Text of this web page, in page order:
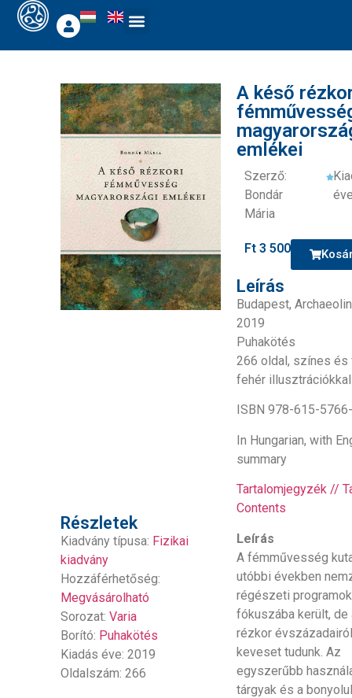
Részletek
Kiadvány típusa: Fizikai
kiadvány
Hozzáférhetőség:
Megvásárolható
Sorozat:Varia
Borító: Puhakötés
Kiadás éve: 2019
Oldalszám: 266
A késő
emlékei
Szerző:
Bondár
Mária
Ft 3 500
Leírás
Budapest,
2019
Puhakötés
266 oldal, színes
fehér illusztrációkkal
ISBN 978-615-
In Hungarian, with
summary
Tartalomjegyzék //
Contents
Leírás
A fémművesség
utóbbi években
régészeti programok
fókuszába került, de
rézkor
keveset tudunk. Az
egyszerűbb
tárgyak és a